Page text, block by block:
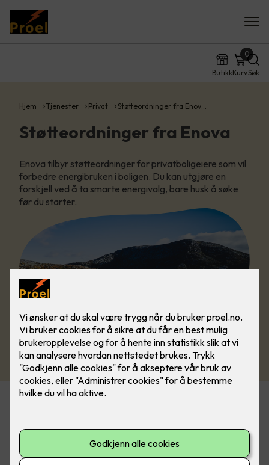
ButikkKurv
0
Søk
Hjem Tjenester Privat Støtteordninger fra Enov…
Støtteordninger fra Enova
Enova tilbyr støtteordninger for privatboligeiere som vil
forbedre energibruken i boligen. Du kan utgjøre en
forskjell ved å ta smarte energivalg, bare husk å søke
før du starter.
Enova